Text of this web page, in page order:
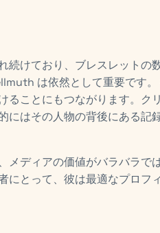
続けており、ブレスレットの
は依然として重要です
ることにもつながります。ク
にはその人物の背後にある記
メディアの価値がバラバラで
にとって、彼は最適なプロフ